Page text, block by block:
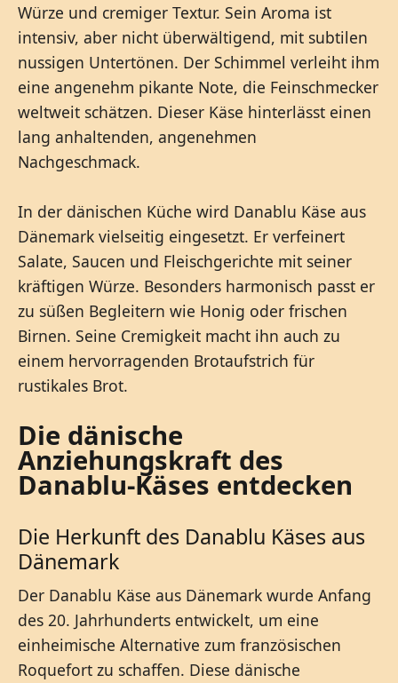
Würze und cremiger Textur. Sein Aroma ist
intensiv, aber nicht überwältigend, mit subtilen
nussigen Untertönen. Der Schimmel verleiht ihm
eine angenehm pikante Note, die Feinschmecker
weltweit schätzen. Dieser Käse hinterlässt einen
lang anhaltenden, angenehmen
Nachgeschmack.
In der dänischen Küche wird Danablu Käse aus
Dänemark vielseitig eingesetzt. Er verfeinert
Salate, Saucen und Fleischgerichte mit seiner
kräftigen Würze. Besonders harmonisch passt er
zu süßen Begleitern wie Honig oder frischen
Birnen. Seine Cremigkeit macht ihn auch zu
einem hervorragenden Brotaufstrich für
rustikales Brot.
Die dänische
Anziehungskraft des
Danablu-Käses entdecken
Die Herkunft des Danablu Käses aus
Dänemark
Der Danablu Käse aus Dänemark wurde Anfang
des 20. Jahrhunderts entwickelt, um eine
einheimische Alternative zum französischen
Roquefort zu schaffen. Diese dänische